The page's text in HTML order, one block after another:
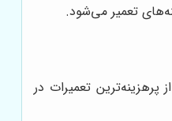
تعمیر می‌شود.
تعمیرات در